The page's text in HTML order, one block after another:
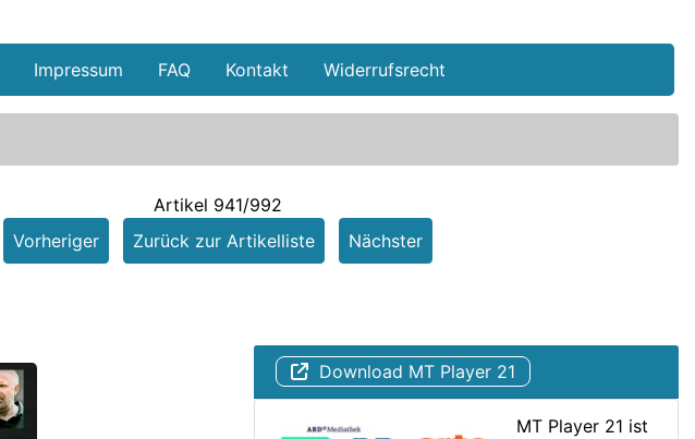
Impressum FAQ Kontakt Widerrufsrecht
Artikel 941/992
Vorheriger
Zurück zur Artikelliste Nächster
Download MT Player 21
MT Player 21 ist